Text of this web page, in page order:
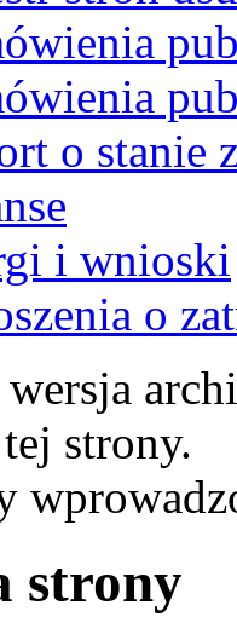
o stanie
i wnioski
o
tej strony.
strony